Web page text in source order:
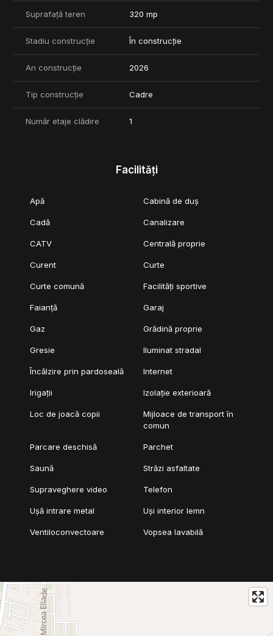
Pentru detalii suplimentare sau programarea unei vizionari, va
stam la dispozitie.
Arhitectura moderna, spatiile dedicate comunitatii si finisajele
premium ale locuintelor creeaza un mediu rafinat, menit sa
ofere un stil de viata exclusivist si confortabil.
completa de locuire, datorita spatiilor comune ample si
contemporane.
Suprafață teren 320 mp
Stadiu construcție În construcție
An construcție 2026
Tip construcție Cadre
Număr etaje clădire 1
Facilități
Apă Cabină de duș
Cadă Canalizare
CATV Centrală proprie
Curent Curte
Curte comună Facilități sportive
Faianță Garaj
Gaz Grădină proprie
Gresie Iluminat stradal
Încălzire prin pardoseală Internet
Irigații Izolație exterioară
Loc de joacă copii
Mijloace de transport în
comun
Parcare deschisă Parchet
Saună Străzi asfaltate
Supraveghere video Telefon
Ușă intrare metal Uși interior lemn
Ventiloconvectoare Vopsea lavabilă